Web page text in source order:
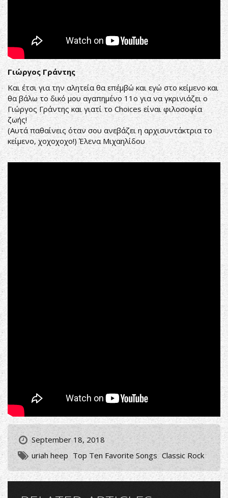
Γιώργος Γράντης
Και έτσι για την αλητεία θα επέμβώ και εγώ στο κείμενο και
θα βάλω το δικό μου αγαπημένο 11ο για να γκρινιάζει ο
Γιώργος Γράντης και γιατί το Choices είναι φιλοσοφία
ζωής!
(Αυτά παθαίνεις όταν σου ανεβάζει η αρχισυντάκτρια το
κείμενο, χοχοχοχο!) Έλενα Μιχαηλίδου
September 18, 2018
uriah heep Top Ten Favorite Songs Classic Rock